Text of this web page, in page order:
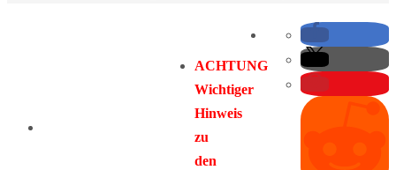
ACHTUNG
Wichtiger
Hinweis
zu
den